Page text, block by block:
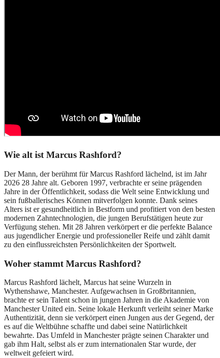
Wie alt ist Marcus Rashford?
Der Mann, der berühmt für Marcus Rashford lächelnd, ist im Jahr
2026 28 Jahre alt. Geboren 1997, verbrachte er seine prägenden
Jahre in der Öffentlichkeit, sodass die Welt seine Entwicklung und
sein fußballerisches Können mitverfolgen konnte. Dank seines
Alters ist er gesundheitlich in Bestform und profitiert von den besten
modernen Zahntechnologien, die jungen Berufstätigen heute zur
Verfügung stehen. Mit 28 Jahren verkörpert er die perfekte Balance
aus jugendlicher Energie und professioneller Reife und zählt damit
zu den einflussreichsten Persönlichkeiten der Sportwelt.
Woher stammt Marcus Rashford?
Marcus Rashford lächelt, Marcus hat seine Wurzeln in
Wythenshawe, Manchester. Aufgewachsen in Großbritannien,
brachte er sein Talent schon in jungen Jahren in die Akademie von
Manchester United ein. Seine lokale Herkunft verleiht seiner Marke
Authentizität, denn sie verkörpert einen Jungen aus der Gegend, der
es auf die Weltbühne schaffte und dabei seine Natürlichkeit
bewahrte. Das Umfeld in Manchester prägte seinen Charakter und
gab ihm Halt, selbst als er zum internationalen Star wurde, der
weltweit gefeiert wird.